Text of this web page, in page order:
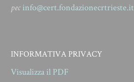
pecinfo@cert.fondazionecrtrieste.it
INFORMATIVA PRIVACY
Visualizza il PDF